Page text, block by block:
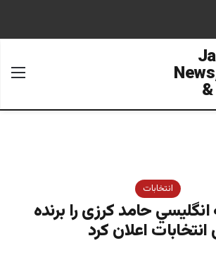
انتخابات
انگليسي حامد کرزی را برنده
انتخابات اعلان کرد